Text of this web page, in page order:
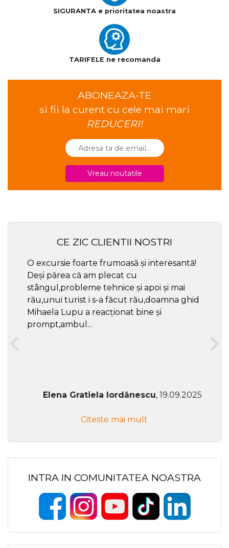
SIGURANTA e prioritatea noastra
TARIFELE ne recomanda
ABONEAZA-TE
si fii la curent cu cele mai mari
REDUCERI!
Vreau noutatile
CE ZIC CLIENTII NOSTRI
O excursie foarte frumoasă și interesantă!
Deși părea că am plecat cu
stângul,probleme tehnice și apoi și mai
rău,unui turist i s-a făcut rău,doamna ghid
Mihaela Lupu a reacționat bine și
prompt,ambul...
Elena Gratiela Iordănescu, 19.09.2025
Citeste mai mult
INTRA IN COMUNITATEA NOASTRA